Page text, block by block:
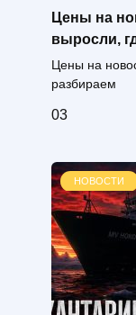
Цены на
выросли,
Цены на
разбираем
03
НОВОСТИ